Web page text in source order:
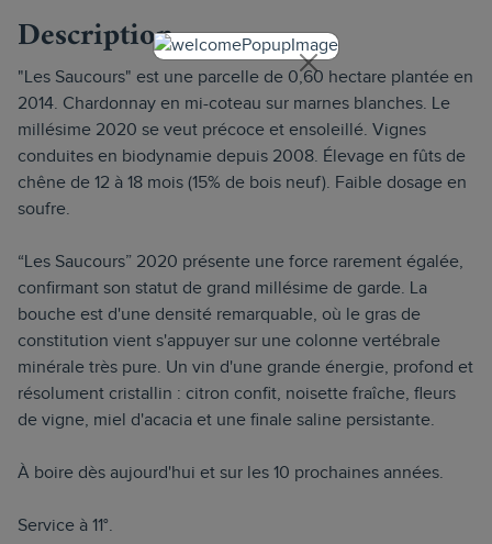
Description
"Les Saucours" est une parcelle de 0,60 hectare plantée en
2014. Chardonnay en mi-coteau sur marnes blanches. Le
millésime 2020 se veut précoce et ensoleillé. Vignes
conduites en biodynamie depuis 2008. Élevage en fûts de
chêne de 12 à 18 mois (15% de bois neuf). Faible dosage en
soufre.
“Les Saucours” 2020 présente une force rarement égalée,
confirmant son statut de grand millésime de garde. La
bouche est d'une densité remarquable, où le gras de
constitution vient s'appuyer sur une colonne vertébrale
minérale très pure. Un vin d'une grande énergie, profond et
résolument cristallin : citron confit, noisette fraîche, fleurs
de vigne, miel d'acacia et une finale saline persistante.
À boire dès aujourd'hui et sur les 10 prochaines années.
Service à 11°.